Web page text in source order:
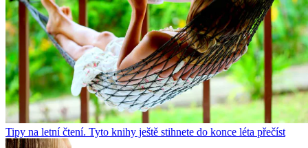
Tipy na letní čtení. Tyto knihy ještě stihnete do konce léta přečíst